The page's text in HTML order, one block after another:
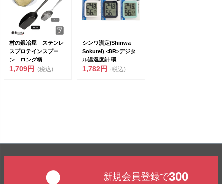
村の鍛冶屋 ステンレ
スプロテインスプー
ン ロング柄
23cm<br>金属洋...
1,709円 (税込)
シンワ測定(Shinwa
Sokutei) <BR>デジタ
ル温湿度計 環...
1,782円 (税込)
新規会員登録で300